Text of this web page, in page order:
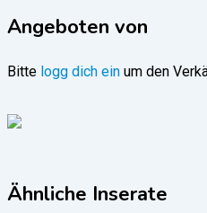
Angeboten von
Bitte logg dich ein um den
Ähnliche Inserate